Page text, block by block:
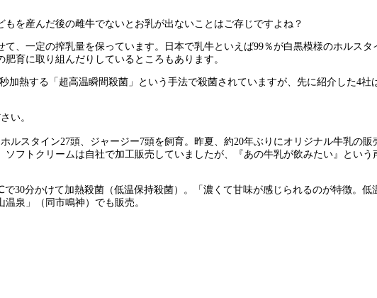
を産んだ後の雌牛でないとお乳が出ないことはご存じですよね？
、一定の搾乳量を保っています。日本で乳牛といえば99％が白黒模様のホルス
育に取り組んだりしているところもあります。
熱する「超高温瞬間殺菌」という手法で殺菌されていますが、先に紹介した4
い。
ルスタイン27頭、ジャージー7頭を飼育。昨夏、約20年ぶりにオリジナル牛乳の
フトクリームは自社で加工販売していましたが、『あの牛乳が飲みたい』とい
で30分かけて加熱殺菌（低温保持殺菌）。「濃くて甘味が感じられるのが特徴。
泉」（同市鳴神）でも販売。